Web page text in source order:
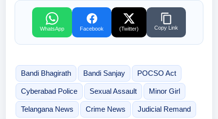
WhatsApp Facebook (Twitter) Copy Link
Bandi Bhagirath Bandi Sanjay POCSO Act
Cyberabad Police Sexual Assault Minor Girl
Telangana News Crime News Judicial Remand